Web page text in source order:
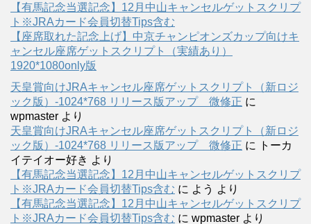
【有馬記念当選記念】12月中山キャンセルゲットスクリプ
ト※JRAカード会員切替Tips含む
【座席取れた記念上げ】中京チャンピオンズカップ向けキ
ャンセル座席ゲットスクリプト（実績あり）
1920*1080only版
天皇賞向けJRAキャンセル座席ゲットスクリプト（新ロジ
ック版）-1024*768 リリース版アップ 微修正 に
wpmaster より
天皇賞向けJRAキャンセル座席ゲットスクリプト（新ロジ
ック版）-1024*768 リリース版アップ 微修正 に
トーカ
イテイオー好き より
【有馬記念当選記念】12月中山キャンセルゲットスクリプ
ト※JRAカード会員切替Tips含む に よう より
【有馬記念当選記念】12月中山キャンセルゲットスクリプ
ト※JRAカード会員切替Tips含む に wpmaster より